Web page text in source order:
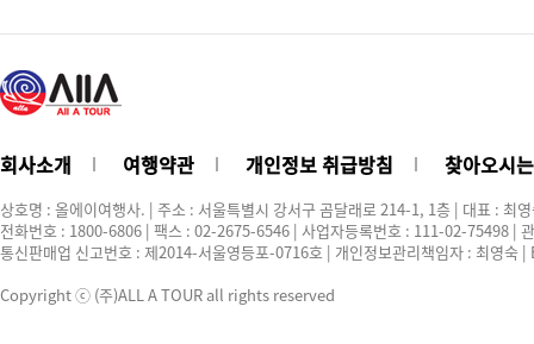
회사소개 여행약관 개인정보 취급방침 찾아오시
상호명 : 올에이여행사. | 주소 : 서울특별시 강서구 곰달래로 214-1, 1층 | 대표 : 최
전화번호 : 1800-6806 | 팩스 : 02-2675-6546 | 사업자등록번호 : 111-02-75498 |
통신판매업 신고번호 : 제2014-서울영등포-0716호 | 개인정보관리책임자 : 최영
Copyright ⓒ (주)ALL A TOUR all rights reserved